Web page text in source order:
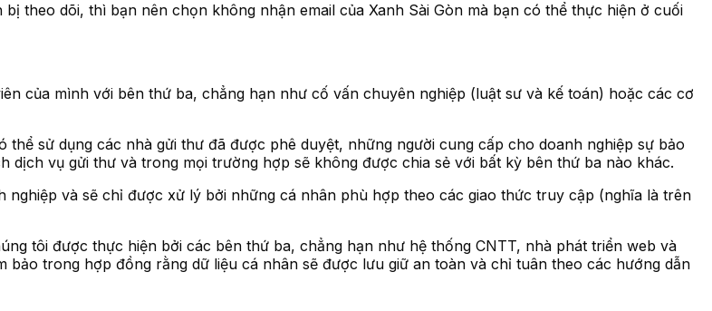
theo dõi, thì bạn nên chọn không nhận email của Xanh Sài Gòn mà bạn có thể thực hiện ở cuối
của mình với bên thứ ba, chẳng hạn như cố vấn chuyên nghiệp (luật sư và kế toán) hoặc các cơ
sử dụng các nhà gửi thư đã được phê duyệt, những người cung cấp cho doanh nghiệp sự bảo
vụ gửi thư và trong mọi trường hợp sẽ không được chia sẻ với bất kỳ bên thứ ba nào khác.
và sẽ chỉ được xử lý bởi những cá nhân phù hợp theo các giao thức truy cập (nghĩa là trên
tôi được thực hiện bởi các bên thứ ba, chẳng hạn như hệ thống CNTT, nhà phát triển web và
trong hợp đồng rằng dữ liệu cá nhân sẽ được lưu giữ an toàn và chỉ tuân theo các hướng dẫn